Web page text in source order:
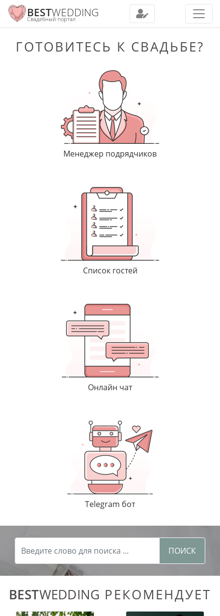
BESTWEDDING
Свадебный портал
ГОТОВИТЕСЬ К СВАДЬБЕ?
Менеджер подрядчиков
Список гостей
Онлайн чат
Telegram бот
ПОИСК
BESTWEDDING РЕКОМЕНДУЕТ